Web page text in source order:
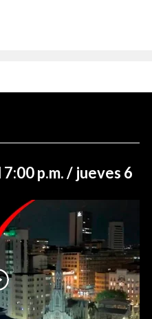
p.m. / jueves 6